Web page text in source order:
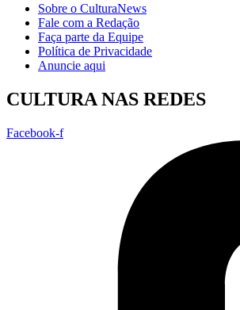
Sobre o CulturaNews
Fale com a Redação
Faça parte da Equipe
Política de Privacidade
Anuncie aqui
CULTURA NAS REDES
Facebook-f